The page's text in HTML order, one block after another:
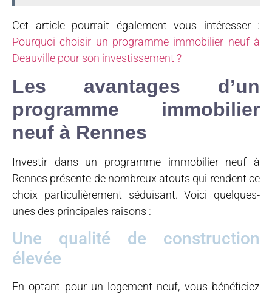
Cet article pourrait également vous intéresser :
Pourquoi choisir un programme immobilier neuf à
Deauville pour son investissement ?
Les avantages d’un
programme immobilier
neuf à Rennes
Investir dans un programme immobilier neuf à
Rennes présente de nombreux atouts qui rendent ce
choix particulièrement séduisant. Voici quelques-
unes des principales raisons :
Une qualité de construction
élevée
En optant pour un logement neuf, vous bénéficiez